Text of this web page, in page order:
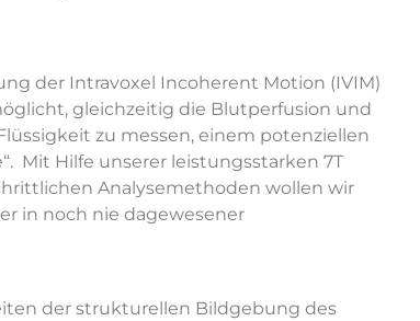
der Intravoxel Incoherent Motion (IVIM)
gleichzeitig die Blutperfusion und
zu messen, einem potenziellen
Mit Hilfe unserer leistungsstarken 7T
Analysemethoden wollen wir
in noch nie dagewesener
der strukturellen Bildgebung des